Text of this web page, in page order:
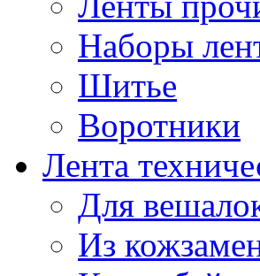
Наборы
Шитье
Воротники
Лента
Для
Из